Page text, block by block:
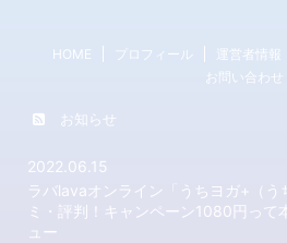
HOME プロフィール 運営者情報
お問い合わせ
お知らせ
2022.06.15
ラバlavaオンライン「うちヨガ+（う
ミ・評判！キャンペーン1080円って
ュー